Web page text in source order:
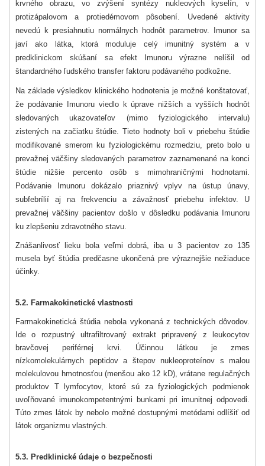
krvného obrazu, vo zvýšení syntézy nukleových kyselín, v
protizápalovom a protiedémovom pôsobení. Uvedené aktivity
nevedú k presiahnutiu normálnych hodnôt parametrov. Imunor sa
javí ako látka, ktorá moduluje celý imunitný systém a v
predklinickom skúšaní sa efekt Imunoru výrazne nelíšil od
štandardného ľudského transfer faktoru podávaného podkožne.
Na základe výsledkov klinického hodnotenia je možné konštatovať,
že podávanie Imunoru viedlo k úprave nižších a vyšších hodnôt
sledovaných ukazovateľov (mimo fyziologického intervalu)
zistených na začiatku štúdie. Tieto hodnoty boli v priebehu štúdie
modifikované smerom ku fyziologickému rozmedziu, preto bolo u
prevažnej väčšiny sledovaných parametrov zaznamenané na konci
štúdie nižšie percento osôb s mimohraničnými hodnotami.
Podávanie Imunoru dokázalo priaznivý vplyv na ústup únavy,
subfebrílií aj na frekvenciu a závažnosť priebehu infektov. U
prevažnej väčšiny pacientov došlo v dôsledku podávania Imunoru
ku zlepšeniu zdravotného stavu.
Znášanlivosť lieku bola veľmi dobrá, iba u 3 pacientov zo 135
musela byť štúdia predčasne ukončená pre výraznejšie nežiaduce
účinky.
5.2. Farmakokinetické vlastnosti
Farmakokinetická štúdia nebola vykonaná z technických dôvodov.
Ide o rozpustný ultrafiltrovaný extrakt pripravený z leukocytov
bravčovej periférnej krvi. Účinnou látkou je zmes
nízkomolekulárnych peptidov a štepov nukleoproteínov s malou
molekulovou hmotnosťou (menšou ako 12 kD), vrátane regulačných
produktov T lymfocytov, ktoré sú za fyziologických podmienok
uvoľňované imunokompetentnými bunkami pri imunitnej odpovedi.
Túto zmes látok by nebolo možné dostupnými metódami odlíšiť od
látok organizmu vlastných.
5.3. Predklinické údaje o bezpečnosti